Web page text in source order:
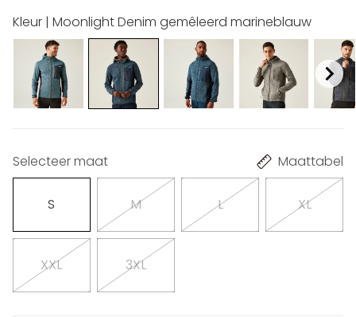
Kleur | Moonlight Denim gemêleerd marineblauw
Selecteer maat Maattabel
S M L XL
XXL 3XL